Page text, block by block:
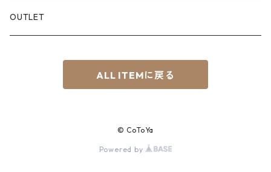
サコッシュ
Material
OUTLET
ALL ITEMに戻る
© CoToYa
Powered by